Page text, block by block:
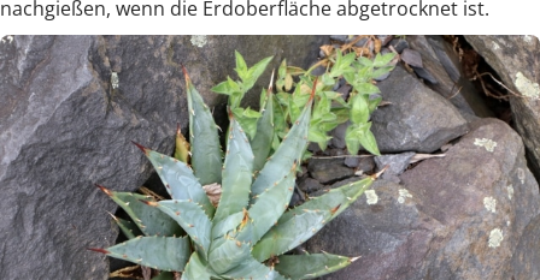
nachgießen, wenn die Erdoberfläche abgetrocknet ist.